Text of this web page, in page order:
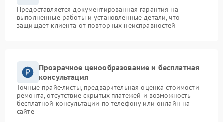
Предоставляется документированная гарантия на
выполненные работы и установленные детали, что
защищает клиента от повторных неисправностей
Прозрачное ценообразование и бесплатная
консультация
Точные прайс-листы, предварительная оценка стоимости
ремонта, отсутствие скрытых платежей и возможность
бесплатной консультации по телефону или онлайн на
сайте